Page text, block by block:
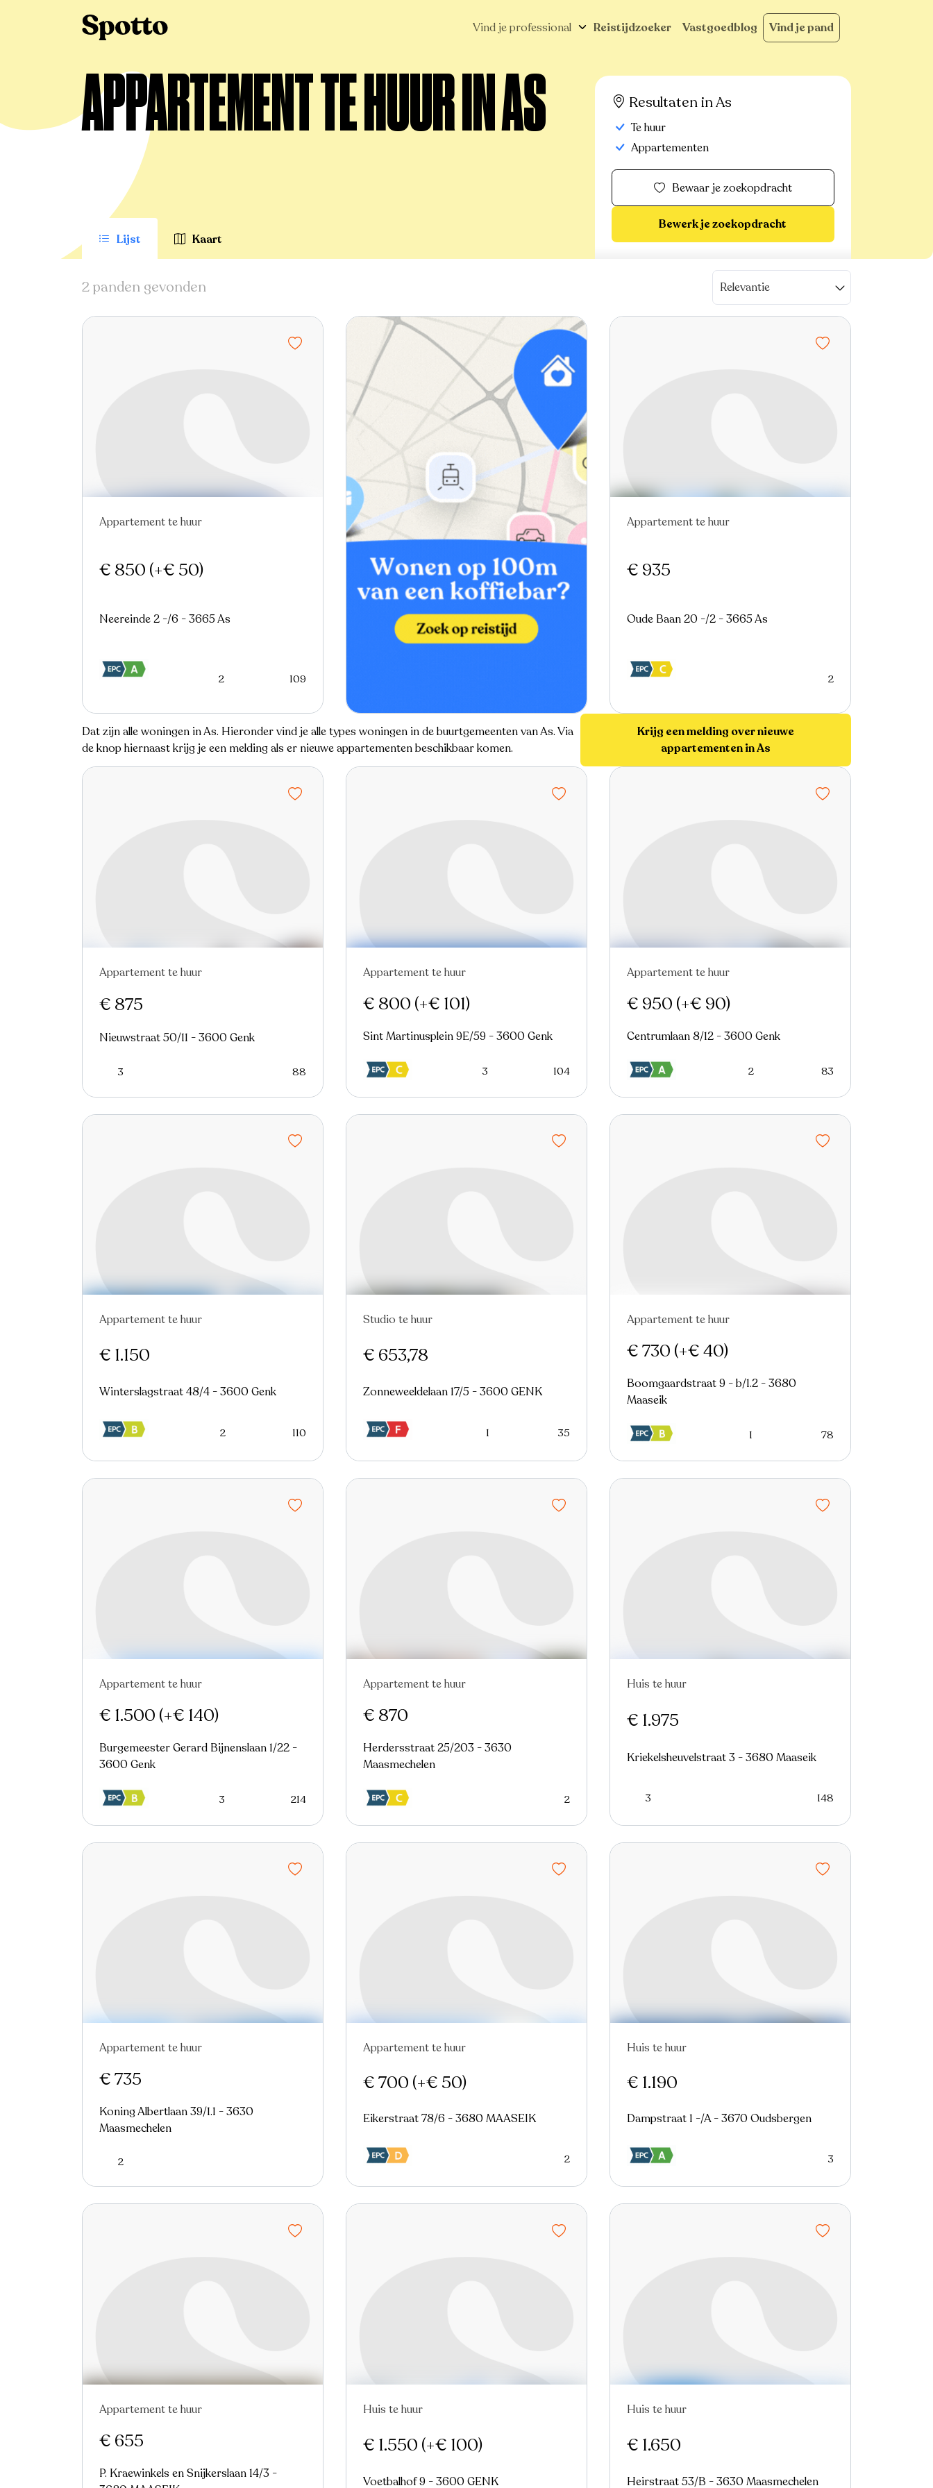
Vind je professional Reistijdzoeker Vastgoedblog Vind je pand
APPARTEMENT TE HUUR IN AS
Lijst Kaart
Resultaten in As
Te huur
Appartementen
Bewaar je zoekopdracht
Bewerk je zoekopdracht
2 panden gevonden Relevantie
Nieuw
Appartement te huur
€ 850 (+€ 50)
Neereinde 2 -/6 - 3665 As
2 109
Nieuw
Appartement te huur
€ 935
Oude Baan 20 -/2 - 3665 As
2
Dat zijn alle woningen in As. Hieronder vind je alle types woningen in de buurtgemeenten van As. Via
de knop hiernaast krijg je een melding als er nieuwe appartementen beschikbaar komen.
Krijg een melding over nieuwe
appartementen in As
Nieuw
Appartement te huur
€ 875
Nieuwstraat 50/11 - 3600 Genk
3 88
Nieuw
Appartement te huur
€ 800 (+€ 101)
Sint Martinusplein 9E/59 - 3600 Genk
3 104
Nieuw
Appartement te huur
€ 950 (+€ 90)
Centrumlaan 8/12 - 3600 Genk
2 83
Nieuw
Appartement te huur
€ 1.150
Winterslagstraat 48/4 - 3600 Genk
2 110
Nieuw
Studio te huur
€ 653,78
Zonneweeldelaan 17/5 - 3600 GENK
1 35
Nieuw
Appartement te huur
€ 730 (+€ 40)
Boomgaardstraat 9 - b/1.2 - 3680
Maaseik
1 78
Nieuw
Appartement te huur
€ 1.500 (+€ 140)
Burgemeester Gerard Bijnenslaan 1/22 -
3600 Genk
3 214
Nieuw
Appartement te huur
€ 870
Herdersstraat 25/203 - 3630
Maasmechelen
2
Huis te huur
€ 1.975
Kriekelsheuvelstraat 3 - 3680 Maaseik
3 148
Appartement te huur
€ 735
Koning Albertlaan 39/1.1 - 3630
Maasmechelen
2
Appartement te huur
€ 700 (+€ 50)
Eikerstraat 78/6 - 3680 MAASEIK
2
Huis te huur
€ 1.190
Dampstraat 1 -/A - 3670 Oudsbergen
3
Appartement te huur
€ 655
P. Kraewinkels en Snijkerslaan 14/3 -
Huis te huur
€ 1.550 (+€ 100)
Voetbalhof 9 - 3600 GENK
Huis te huur
€ 1.650
Heirstraat 53/B - 3630 Maasmechelen